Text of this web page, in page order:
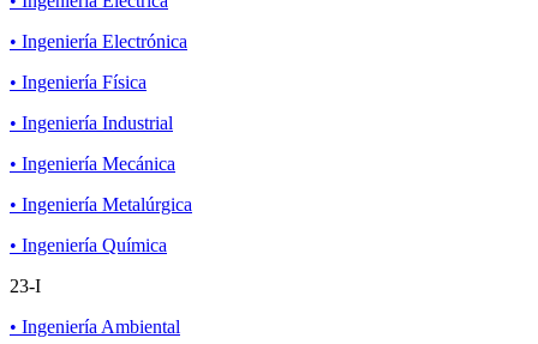
• Ingeniería Electrónica
• Ingeniería Física
• Ingeniería Industrial
• Ingeniería Mecánica
• Ingeniería Metalúrgica
• Ingeniería Química
23-I
• Ingeniería Ambiental